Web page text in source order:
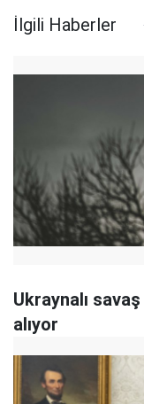
İlgili Haberler
Ukraynalı
alıyor